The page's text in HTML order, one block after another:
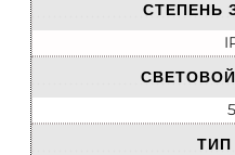
СТЕПЕНЬ